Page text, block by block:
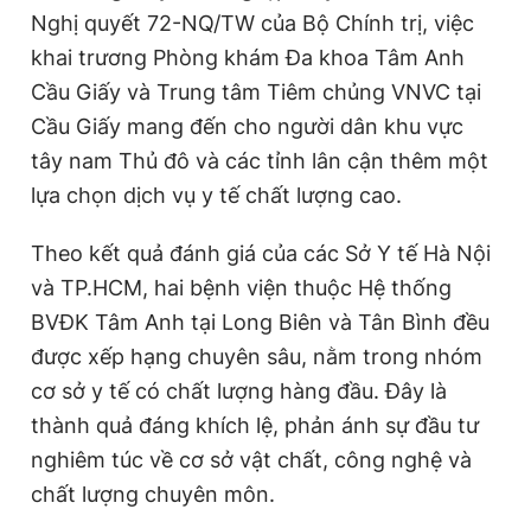
Nghị quyết 72-NQ/TW của Bộ Chính trị, việc
khai trương Phòng khám Đa khoa Tâm Anh
Cầu Giấy và Trung tâm Tiêm chủng VNVC tại
Cầu Giấy mang đến cho người dân khu vực
tây nam Thủ đô và các tỉnh lân cận thêm một
lựa chọn dịch vụ y tế chất lượng cao.
Theo kết quả đánh giá của các Sở Y tế Hà Nội
và TP.HCM, hai bệnh viện thuộc Hệ thống
BVĐK Tâm Anh tại Long Biên và Tân Bình đều
được xếp hạng chuyên sâu, nằm trong nhóm
cơ sở y tế có chất lượng hàng đầu. Đây là
thành quả đáng khích lệ, phản ánh sự đầu tư
nghiêm túc về cơ sở vật chất, công nghệ và
chất lượng chuyên môn.